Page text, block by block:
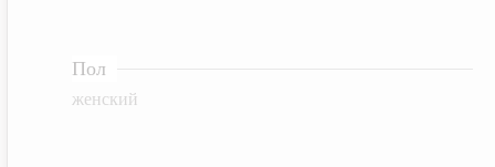
Пол
женский